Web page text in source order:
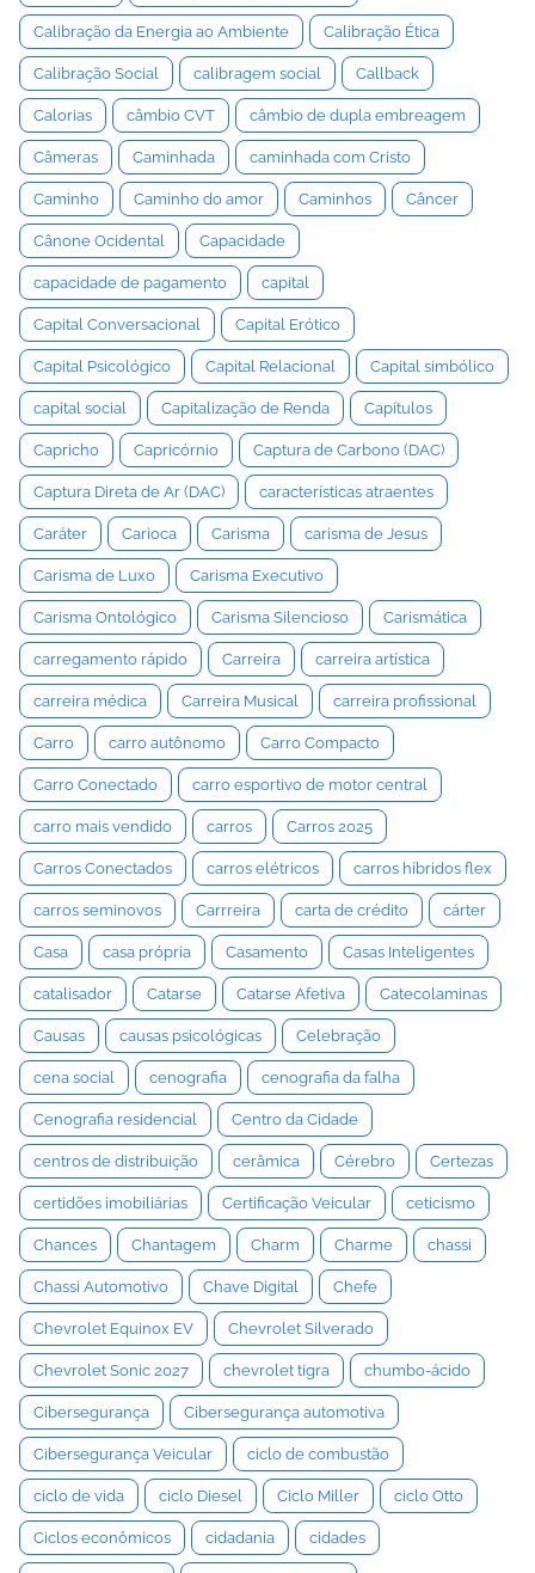
Calibração da Energia ao Ambiente Calibração Ética
Calibração Social calibragem social Callback
Calorias câmbio CVT câmbio de dupla embreagem
Câmeras Caminhada caminhada com Cristo
Caminho Caminho do amor Caminhos Câncer
Cânone Ocidental Capacidade
capacidade de pagamento capital
Capital Conversacional Capital Erótico
Capital Psicológico Capital Relacional Capital simbólico
capital social Capitalização de Renda Capítulos
Capricho Capricórnio Captura de Carbono (DAC)
Captura Direta de Ar (DAC) características atraentes
Caráter Carioca Carisma carisma de Jesus
Carisma de Luxo Carisma Executivo
Carisma Ontológico Carisma Silencioso Carismática
carregamento rápido Carreira carreira artística
carreira médica Carreira Musical carreira profissional
Carro carro autônomo Carro Compacto
Carro Conectado carro esportivo de motor central
carro mais vendido carros Carros 2025
Carros Conectados carros elétricos carros híbridos flex
carros seminovos Carrreira carta de crédito cárter
Casa casa própria Casamento Casas Inteligentes
catalisador Catarse Catarse Afetiva Catecolaminas
Causas causas psicológicas Celebração
cena social cenografia cenografia da falha
Cenografia residencial Centro da Cidade
centros de distribuição cerâmica Cérebro Certezas
certidões imobiliárias Certificação Veicular ceticismo
Chances Chantagem Charm Charme chassi
Chassi Automotivo Chave Digital Chefe
Chevrolet Equinox EV Chevrolet Silverado
Chevrolet Sonic 2027 chevrolet tigra chumbo-ácido
Cibersegurança Cibersegurança automotiva
Cibersegurança Veicular ciclo de combustão
ciclo de vida ciclo Diesel Ciclo Miller ciclo Otto
Ciclos econômicos cidadania cidades